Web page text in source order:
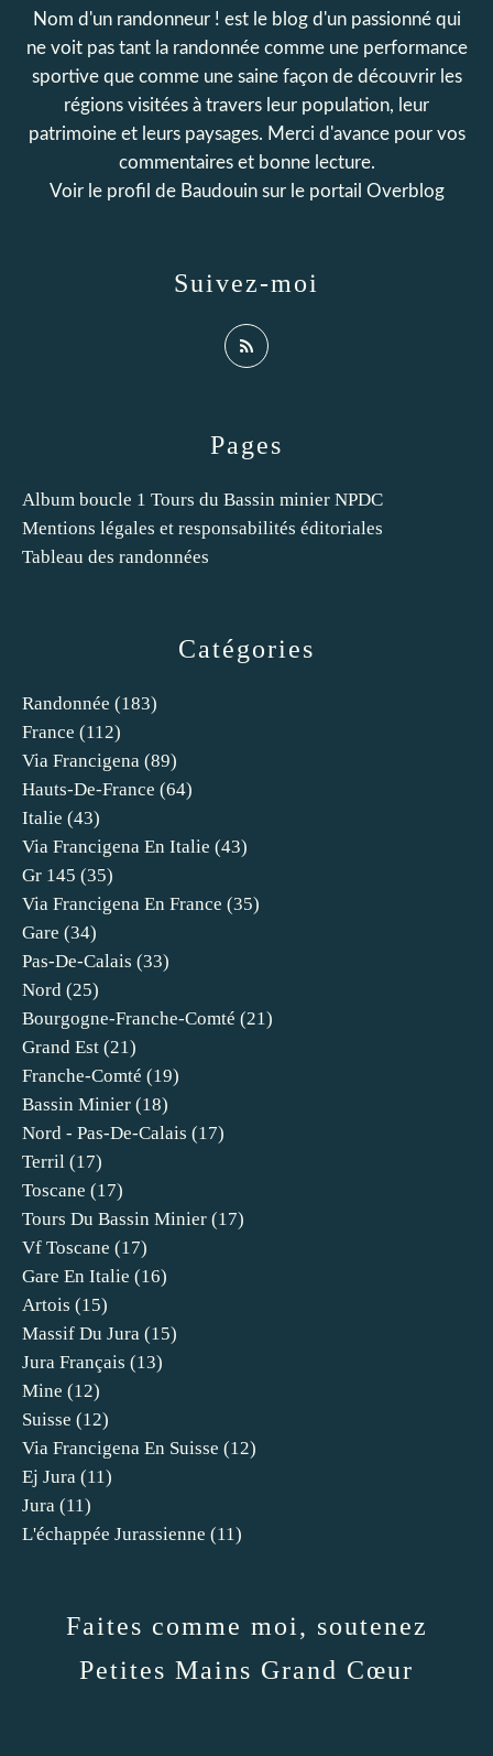
Catégories
Randonnée (183)
France (112)
Via Francigena (89)
Hauts-De-France (64)
Italie (43)
Via Francigena En Italie (43)
Gr 145 (35)
Via Francigena En France (35)
Gare (34)
Pas-De-Calais (33)
Nord (25)
Bourgogne-Franche-Comté (21)
Grand Est (21)
Franche-Comté (19)
Bassin Minier (18)
Nord - Pas-De-Calais (17)
Terril (17)
Toscane (17)
Tours Du Bassin Minier (17)
Vf Toscane (17)
Gare En Italie (16)
Artois (15)
Massif Du Jura (15)
Jura Français (13)
Mine (12)
Suisse (12)
Via Francigena En Suisse (12)
Ej Jura (11)
Jura (11)
L'échappée Jurassienne (11)
Pages
Album boucle 1 Tours du Bassin minier NPDC
Mentions légales et responsabilités éditoriales
Tableau des randonnées
Suivez-moi
Nom d'un randonneur ! est le blog d'un passionné qui
ne voit pas tant la randonnée comme une performance
sportive que comme une saine façon de découvrir les
régions visitées à travers leur population, leur
patrimoine et leurs paysages. Merci d'avance pour vos
commentaires et bonne lecture.
Voir le profil de Baudouinsur le portail Overblog
Faites comme moi, soutenez
Petites Mains Grand Cœur